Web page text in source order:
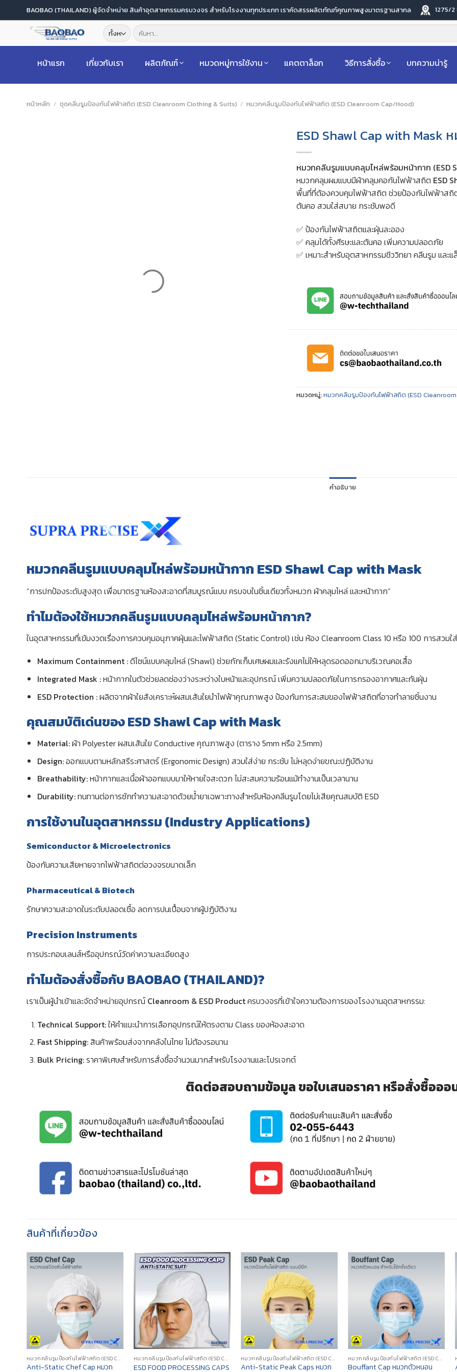
ไป
เนื้อหา
BAOBAO (THAILAND) ผู้จัดจำหน่าย สินค้าอุตสาหกรรมครบวงจร สำหรับโรงงานทุกประเภท เราคัดสรรผลิตภัณฑ์คุณภาพสูงมาตรฐานสากล 1275/2
ค้นหา:
หน้าแรก เกี่ยวกับเรา ผลิตภัณฑ์ หมวดหมู่การใช้งาน แคตตาล็อก วิธีการสั่งซื้อ บทความน่ารู้
หน้าหลัก / ชุดคลีนรูมป้องกันไฟฟ้าสถิต (ESD Cleanroom Clothing & Suits) / หมวกคลีนรูมป้องกันไฟฟ้าสถิต (ESD Cleanroom Cap/Hood)
ESD Shawl Cap with
หมวกคลีนรูมแบบคลุมไหล่พร้อมหน้ากาก (ESD
หมวกคลุมผมแบบมีผ้าคลุมคอกันไฟฟ้าสถิต ESD
พื้นที่ที่ต้องควบคุมไฟฟ้าสถิต ช่วยป้องกันไฟฟ้าสถิต
ต้นคอ สวมใส่สบาย กระชับพอดี
✅ ป้องกันไฟฟ้าสถิตและฝุ่นละออง
✅ คลุมได้ทั้งศีรษะและต้นคอ เพิ่มความปลอดภัย
✅ เหมาะสำหรับอุตสาหกรรมชีววิทยา คลีนรูม และแ
หมวดหมู่:หมวกคลีนรูมป้องกันไฟฟ้าสถิต (ESD
คำอธิบาย
หมวกคลีนรูมแบบคลุมไหล่พร้อมหน้ากาก ESD Shawl Cap with Mask
“การปกป้องระดับสูงสุด เพื่อมาตรฐานห้องสะอาดที่สมบูรณ์แบบ ครบจบในชิ้นเดียวทั้งหมวก ผ้าคลุมไหล่ และหน้ากาก”
ทำไมต้องใช้หมวกคลีนรูมแบบคลุมไหล่พร้อมหน้ากาก?
ในอุตสาหกรรมที่เข้มงวดเรื่องการควบคุมอนุภาคฝุ่นและไฟฟ้าสถิต (Static Control) เช่น ห้อง Cleanroom Class 10 หรือ 100 การสวม
Maximum Containment :ดีไซน์แบบคลุมไหล่ (Shawl) ช่วยกักเก็บเศษผมและรังแคไม่ให้หลุดรอดออกมาบริเวณคอเสื้อ
Integrated Mask :หน้ากากในตัวช่วยลดช่องว่างระหว่างใบหน้าและอุปกรณ์ เพิ่มความปลอดภัยในการกรองอากาศและกันฝุ่น
ESD Protection :ผลิตจากผ้าใยสังเคราะห์ผสมเส้นใยนำไฟฟ้าคุณภาพสูง ป้องกันการสะสมของไฟฟ้าสถิตที่อาจทำลายชิ้นงาน
คุณสมบัติเด่นของ ESD Shawl Cap with Mask
Material:ผ้า Polyester ผสมเส้นใย Conductive คุณภาพสูง (ตาราง 5mm หรือ 2.5mm)
Design:ออกแบบตามหลักสรีระศาสตร์ (Ergonomic Design) สวมใส่ง่าย กระชับ ไม่หลุดง่ายขณะปฏิบัติงาน
Breathability:หน้ากากและเนื้อผ้าออกแบบมาให้หายใจสะดวก ไม่สะสมความร้อนแม้ทำงานเป็นเวลานาน
Durability:ทนทานต่อการซักทำความสะอาดด้วยน้ำยาเฉพาะทางสำหรับห้องคลีนรูมโดยไม่เสียคุณสมบัติ ESD
การใช้งานในอุตสาหกรรม (Industry Applications)
Semiconductor & Microelectronics
ป้องกันความเสียหายจากไฟฟ้าสถิตต่อวงจรขนาดเล็ก
Pharmaceutical & Biotech
รักษาความสะอาดในระดับปลอดเชื้อ ลดการปนเปื้อนจากผู้ปฏิบัติงาน
Precision Instruments
การประกอบเลนส์หรืออุปกรณ์วัดค่าความละเอียดสูง
ทำไมต้องสั่งซื้อกับ BAOBAO (THAILAND)?
เราเป็นผู้นำเข้าและจัดจำหน่ายอุปกรณ์Cleanroom & ESD Productครบวงจรที่เข้าใจความต้องการของโรงงานอุตสาหกรรม:
Technical Support:ให้คำแนะนำการเลือกอุปกรณ์ให้ตรงตาม Class ของห้องสะอาด
Fast Shipping:สินค้าพร้อมส่งจากคลังในไทย ไม่ต้องรอนาน
Bulk Pricing:ราคาพิเศษสำหรับการสั่งซื้อจำนวนมากสำหรับโรงงานและโปรเจกต์
ติดต่อสอบถามข้อมูล ขอใบเสนอราคา หรือสั่งซื้อออ
สินค้าที่เกี่ยวข้อง
หมวกคลีนรูมป้องกันไฟฟ้าสถิต (ESD CLEANROOM CAP/HOOD)
Anti-Static Chef Cap หมวก
หมวกคลีนรูมป้องกันไฟฟ้าสถิต (ESD CLEANROOM CAP/HOOD)
ESD FOOD PROCESSING CAPS
หมวกคลีนรูมป้องกันไฟฟ้าสถิต (ESD CLEANROOM CAP/HOOD)
Anti-Static Peak Caps หมวก
หมวกคลีนรูมป้องกันไฟฟ้าสถิต (ESD CLEANROOM CAP/HOOD)
Bouffant Cap หมวกตัวหนอน